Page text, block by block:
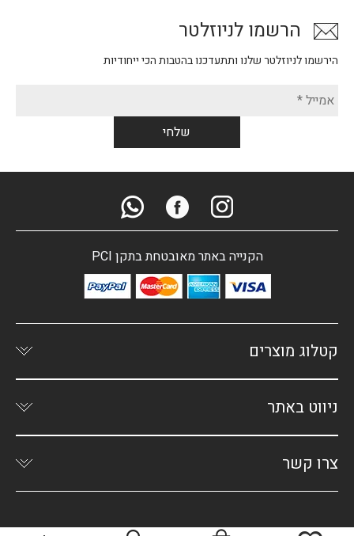
הרשמו לניוזלטר
הירשמו לניוזלטר שלנו ותתעדכנו בהטבות הכי ייחודיות
הקנייה באתר מאובטחת בתקן PCI
קטלוג מוצרים
ניווט באתר
צרו קשר